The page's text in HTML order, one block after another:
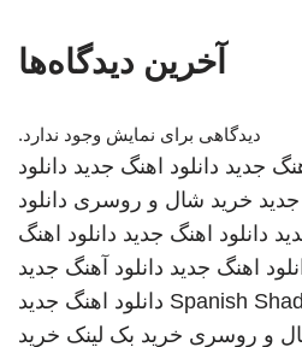
آخرین دیدگاه‌ها
دیدگاهی برای نمایش وجود ندارد.
جدید دانلود اهنگ جدید دانلود
خرید شال و روسری دانلود
دانلود اهنگ جدید دانلود اهنگ
اهنگ جدید دانلود آهنگ جدید
Spanish دانلود اهنگ جدید
و روسری خرید بک لینک خرید